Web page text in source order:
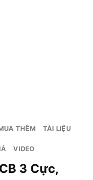
THÊM TÀI LIỆU
VIDEO
3 Cực,